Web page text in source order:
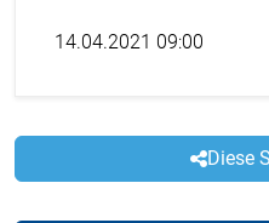
14.04.2021 09:00
Diese